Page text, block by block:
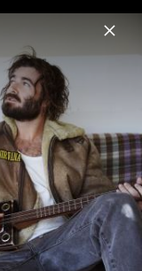
Menu
Fotos Biografie